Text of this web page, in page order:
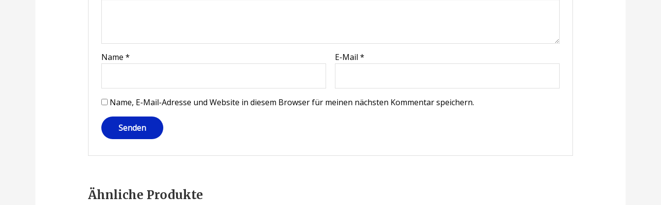
Name* E-Mail*
Name, E-Mail-Adresse und Website in diesem Browser für meinen nächsten Kommentar speichern.
Ähnliche Produkte